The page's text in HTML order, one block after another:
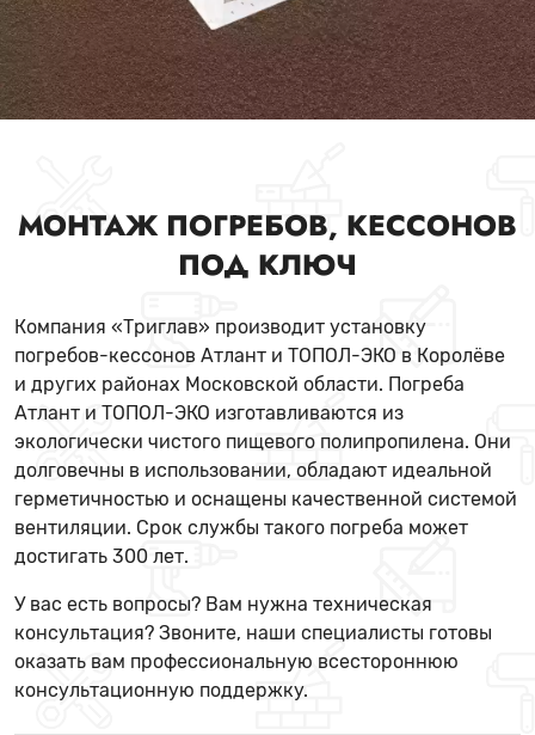
МОНТАЖ ПОГРЕБОВ, КЕССОНОВ
ПОД КЛЮЧ
Компания «Триглав» производит установку
погребов-кессонов Атлант и ТОПОЛ-ЭКО в Королёве
и других районах Московской области. Погреба
Атлант и ТОПОЛ-ЭКО изготавливаются из
экологически чистого пищевого полипропилена. Они
долговечны в использовании, обладают идеальной
герметичностью и оснащены качественной системой
вентиляции. Срок службы такого погреба может
достигать 300 лет.
У вас есть вопросы? Вам нужна техническая
консультация? Звоните, наши специалисты готовы
оказать вам профессиональную всестороннюю
консультационную поддержку.